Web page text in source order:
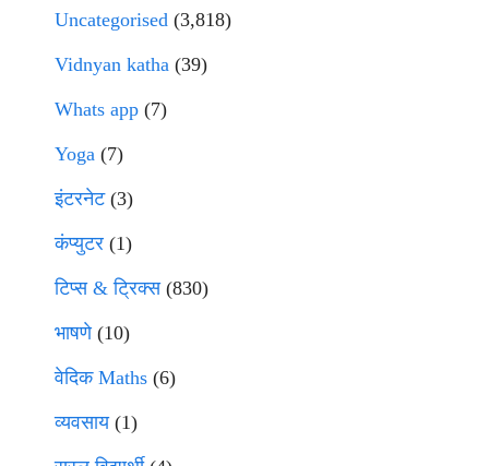
Uncategorised (3,818)
Vidnyan katha (39)
Whats app (7)
Yoga (7)
इंटरनेट(3)
कंप्युटर (1)
टिप्स & ट्रिक्स(830)
भाषणे(10)
वेदिक Maths (6)
व्यवसाय(1)